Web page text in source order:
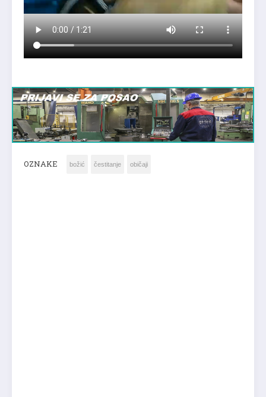
OZNAKE božić čestitanje običaji